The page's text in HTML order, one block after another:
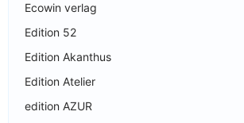
Ecowin verlag
Edition 52
Edition Akanthus
Edition Atelier
edition AZUR